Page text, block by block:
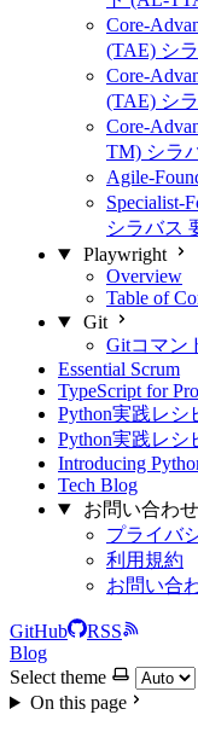
Core-
(TAE) シ
Core-
(TAE) シ
Core-
TM) シラ
Agile-
Specialist-
シラバス
Playwright
Overview
Table of
Git
Gitコマン
Essential Scrum
TypeScript for
Python実践レシ
Python実践レシ
Introducing
Tech Blog
お問い合わ
プライバ
利用規約
お問い合
GitHub
RSS
Blog
Select theme
On this page